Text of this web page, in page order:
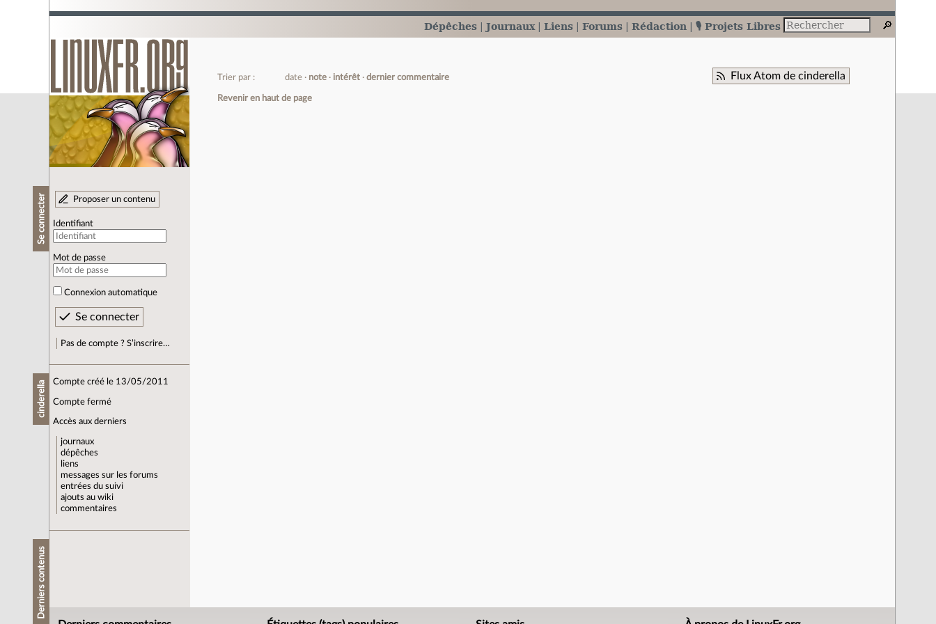
Dépêches Journaux Liens Forums Rédaction 🎙️ Projets Libres
Se connecter Proposer un contenu
Identifiant
Mot de passe
Connexion automatique
Pas de compte ? S’inscrire…
cinderella Compte créé le 13/05/2011
Compte fermé
Accès aux derniers
journaux
dépêches
liens
messages sur les forums
entrées du suivi
ajouts au wiki
commentaires
Derniers contenus
Flux Atom de cinderella
Trier par : date note intérêt dernier commentaire
Revenir en haut de page